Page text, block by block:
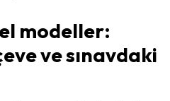
modeller:
ve sınavdaki